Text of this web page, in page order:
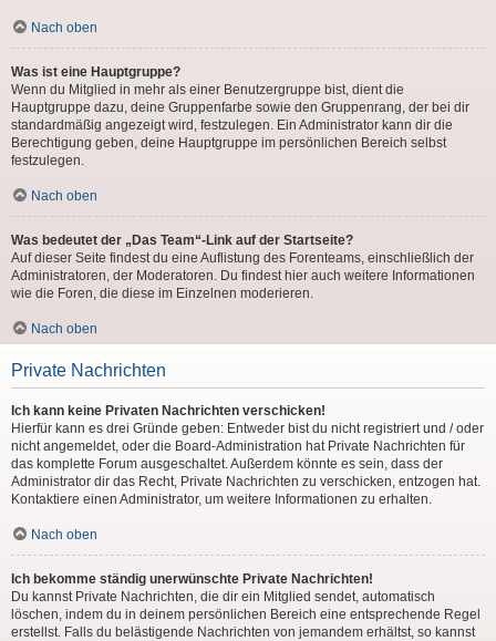
Nach oben
Was ist eine Hauptgruppe?
Wenn du Mitglied in mehr als einer Benutzergruppe bist, dient die
Hauptgruppe dazu, deine Gruppenfarbe sowie den Gruppenrang, der bei dir
standardmäßig angezeigt wird, festzulegen. Ein Administrator kann dir die
Berechtigung geben, deine Hauptgruppe im persönlichen Bereich selbst
festzulegen.
Nach oben
Was bedeutet der „Das Team“-Link auf der Startseite?
Auf dieser Seite findest du eine Auflistung des Forenteams, einschließlich der
Administratoren, der Moderatoren. Du findest hier auch weitere Informationen
wie die Foren, die diese im Einzelnen moderieren.
Nach oben
Private Nachrichten
Ich kann keine Privaten Nachrichten verschicken!
Hierfür kann es drei Gründe geben: Entweder bist du nicht registriert und / oder
nicht angemeldet, oder die Board-Administration hat Private Nachrichten für
das komplette Forum ausgeschaltet. Außerdem könnte es sein, dass der
Administrator dir das Recht, Private Nachrichten zu verschicken, entzogen hat.
Kontaktiere einen Administrator, um weitere Informationen zu erhalten.
Nach oben
Ich bekomme ständig unerwünschte Private Nachrichten!
Du kannst Private Nachrichten, die dir ein Mitglied sendet, automatisch
löschen, indem du in deinem persönlichen Bereich eine entsprechende Regel
erstellst. Falls du belästigende Nachrichten von jemandem erhältst, so kannst